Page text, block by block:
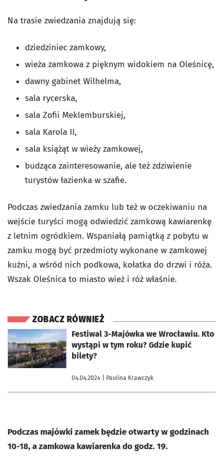
Na trasie zwiedzania znajdują się:
dziedziniec zamkowy,
wieża zamkowa z pięknym widokiem na Oleśnicę,
dawny gabinet Wilhelma,
sala rycerska,
sala Zofii Meklemburskiej,
sala Karola II,
sala książąt w wieży zamkowej,
budząca zainteresowanie, ale też zdziwienie
turystów łazienka w szafie.
Podczas zwiedzania zamku lub też w oczekiwaniu na
wejście turyści mogą odwiedzić zamkową kawiarenkę
z letnim ogródkiem. Wspaniałą pamiątką z pobytu w
zamku mogą być przedmioty wykonane w zamkowej
kuźni, a wśród nich podkowa, kołatka do drzwi i róża.
Wszak Oleśnica to miasto wież i róż właśnie.
ZOBACZ RÓWNIEŻ
Festiwal 3-Majówka we Wrocławiu. Kto
wystąpi w tym roku? Gdzie kupić
bilety?
04.04.2024 | Paulina Krawczyk
otworzy się w nowej karcie
Podczas majówki zamek będzie otwarty w godzinach
10-18, a zamkowa kawiarenka do godz. 19.